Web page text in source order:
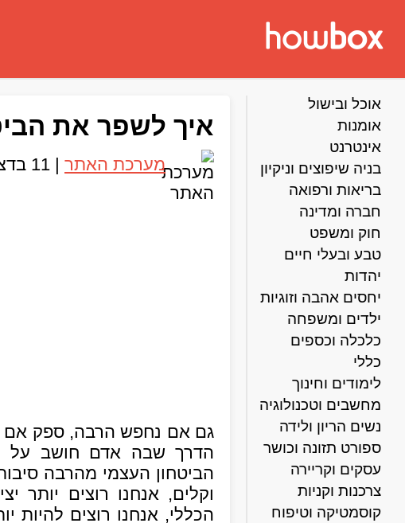
אוכל ובישול
אומנות
אינטרנט
בניה שיפוצים וניקיון
בריאות ורפואה
חברה ומדינה
חוק ומשפט
טבע ובעלי חיים
יהדות
יחסים אהבה וזוגיות
ילדים ומשפחה
כלכלה וכספים
כללי
לימודים וחינוך
מחשבים וטכנולוגיה
נשים הריון ולידה
ספורט תזונה וכושר
עסקים וקריירה
צרכנות וקניות
קוסמטיקה וטיפוח
איך לשפר את
מערכת האתר | 11 בדצמבר 2015
גם אם נחפש הרבה, ספק אם
הדרך שבה אדם חושב על
הביטחון העצמי מהרבה
וקלים, אנחנו רוצים יותר
הכללי, אנחנו רוצים להיות